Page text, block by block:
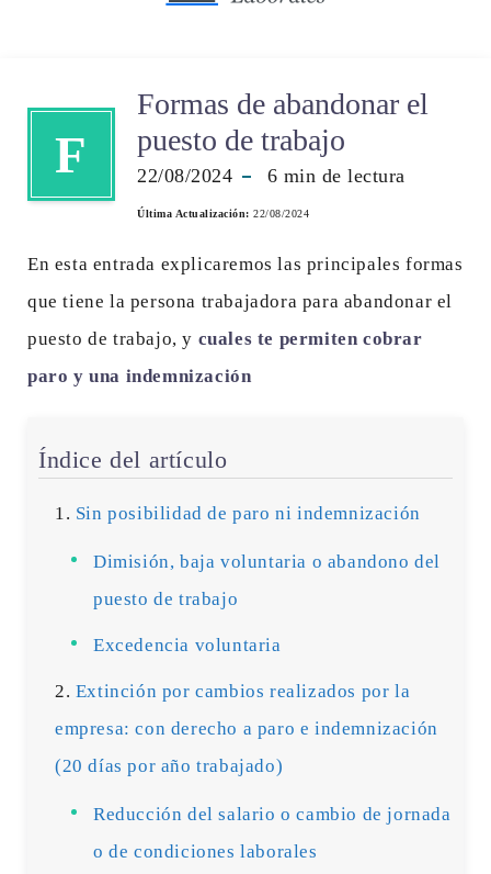
F
Formas de abandonar el
puesto de trabajo
22/08/2024 6 min de lectura
Última Actualización: 22/08/2024
En esta entrada explicaremos las principales formas
que tiene la persona trabajadora para abandonar el
puesto de trabajo, y cuales te permiten cobrar
paro y una indemnización
Índice del artículo
Sin posibilidad de paro ni indemnización
Dimisión, baja voluntaria o abandono del
puesto de trabajo
Excedencia voluntaria
Extinción por cambios realizados por la
empresa: con derecho a paro e indemnización
(20 días por año trabajado)
Reducción del salario o cambio de jornada
o de condiciones laborales